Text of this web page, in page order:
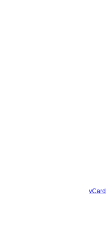
vCard